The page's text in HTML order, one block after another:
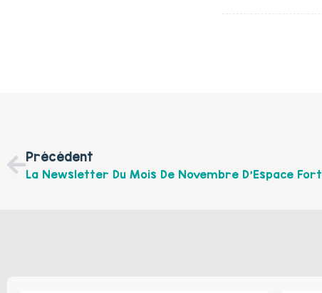
Précédent
La Newsletter Du Mois De Novembre D’Espace Fort